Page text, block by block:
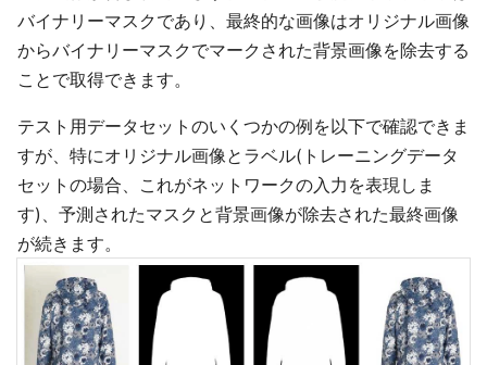
バイナリーマスクであり、最終的な画像はオリジナル画像
からバイナリーマスクでマークされた背景画像を除去する
ことで取得できます。
テスト用データセットのいくつかの例を以下で確認できま
すが、特にオリジナル画像とラベル(トレーニングデータ
セットの場合、これがネットワークの入力を表現しま
す)、予測されたマスクと背景画像が除去された最終画像
が続きます。